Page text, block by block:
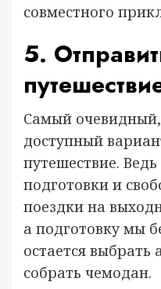
совместного
5.
Самый очевидный,
доступный
путешествие. Ведь
подготовки и
поездки на
а подготовку мы
остается выбрать
собрать чемодан.